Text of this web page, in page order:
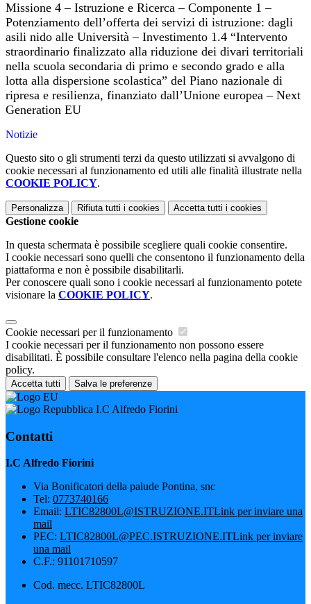
Missione 4 – Istruzione e Ricerca – Componente 1 –
Potenziamento dell’offerta dei servizi di istruzione: dagli
asili nido alle Università – Investimento 1.4 “Intervento
straordinario finalizzato alla riduzione dei divari territoriali
nella scuola secondaria di primo e secondo grado e alla
lotta alla dispersione scolastica” del Piano nazionale di
ripresa e resilienza, finanziato dall’Unione europea – Next
Generation EU
Notizie
Questo sito o gli strumenti terzi da questo utilizzati si avvalgono di
cookie necessari al funzionamento ed utili alle finalità illustrate nella
COOKIE POLICY.
Personalizza Rifiuta tutti i cookies Accetta tutti i cookies
Gestione cookie
In questa schermata è possibile scegliere quali cookie consentire.
I cookie necessari sono quelli che consentono il funzionamento della
piattaforma e non è possibile disabilitarli.
Per conoscere quali sono i cookie necessari al funzionamento potete
visionare la COOKIE POLICY.
Cookie necessari per il funzionamento
I cookie necessari per il funzionamento non possono essere
disabilitati. È possibile consultare l'elenco nella pagina della cookie
policy.
Accetta tutti Salva le preferenze
I.C Alfredo Fiorini
Contatti
I.C Alfredo Fiorini
Via Bonificatori della palude Pontina, snc
Tel: 0773740166
Email: LTIC82800L@ISTRUZIONE.ITLink per inviare una
mail
PEC: LTIC82800L@PEC.ISTRUZIONE.ITLink per inviare
una mail
C.F.: 91101710597
Cod. mecc. LTIC82800L